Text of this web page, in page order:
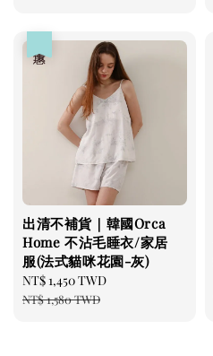
出清不補貨｜韓國Orca
Home 不沾毛睡衣/家居
服(法式貓咪花園-灰)
Sale
price
NT$ 1,450 TWD
NT$ 1,580 TWD